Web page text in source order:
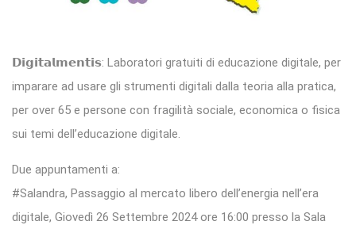
𝗗𝗶𝗴𝗶𝘁𝗮𝗹𝗺𝗲𝗻𝘁𝗶𝘀: Laboratori gratuiti di educazione digitale, per
imparare ad usare gli strumenti digitali dalla teoria alla pratica,
per over 65 e persone con fragilità sociale, economica o fisica
sui temi dell’educazione digitale.
Due appuntamenti a:
#Salandra, Passaggio al mercato libero dell’energia nell’era
digitale, Giovedì 26 Settembre 2024 ore 16:00 presso la Sala